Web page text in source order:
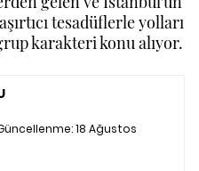
tesadüflerle yolları
karakteri konu alıyor.
18 Ağustos